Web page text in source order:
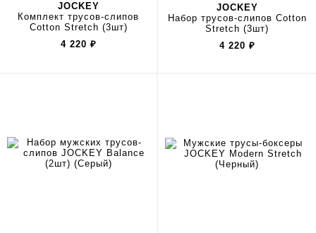
JOCKEY
Комплект трусов-слипов
Cotton Stretch (3шт)
4 220 ₽
JOCKEY
Набор трусов-слипов Cotton
Stretch (3шт)
4 220 ₽